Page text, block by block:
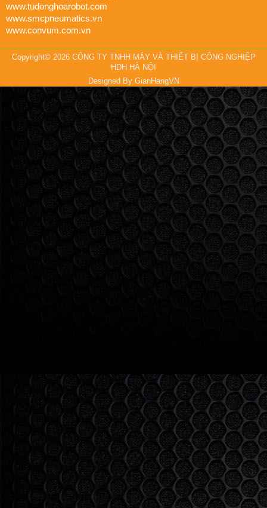
www.tudonghoarobot.com
www.smcpneumatics.vn
www.convum.com.vn
Copyright© 2026 CÔNG TY TNHH MÁY VÀ THIẾT BỊ CÔNG NGHIỆP
HDH HÀ NỘI
Designed By GianHangVN